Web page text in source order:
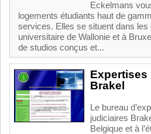
Eckelmans
logements étudiants haut de
services. Elles se situent dans les
universitaire de Wallonie et à
de studios conçus et...
Expertises
Brakel
Le bureau
judiciaires
Belgique et à